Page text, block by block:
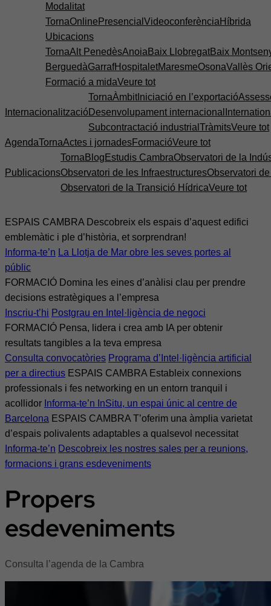
Modalitat
TornaOnline Presencial Videoconferència Híbrida
Ubicacions
TornaAlt PenedèsAnoia Baix LlobregatBaix
BerguedàGarrafHospitaletMaresmeOsonaVallès
Formació a midaVeure tot
Internacionalització
TornaÀmbit Iniciació en l’exportació
Desenvolupament internacional
Subcontractació industrial TràmitsVeure tot
AgendaTornaActes i jornadesFormacióVeure tot
Publicacions
Torna Blog Estudis CambraObservatori de la
Observatori de les InfraestructuresObservatori
Observatori de la Transició HídricaVeure tot
ESPAIS CAMBRA Descobreix els espais d’aquest edifici
emblemàtic i ple d’història, et sorprendran!
Informa-te’n
La Llotja de Mar obre les seves portes al
públic
FORMACIÓ Domina les eines d’anàlisi clau per prendre
decisions estratègiques a l’empresa
Inscriu-t’hi Postgrau en Intel·ligència de negoci
FORMACIÓ Pensa, lidera i crea amb IA per obtenir
resultats tangibles a la teva empresa
Consulta convocatòries Programa d’Intel·ligència artificial
per a directius ESPAIS CAMBRA Estableix connexions
professionals i fes networking en un entorn tranquil i
acollidor Informa-te’n InSitu, un espai únic al centre de
Barcelona ESPAIS CAMBRA T’oferim una àmplia varietat
d’espais polivalents adaptables a qualsevol necessitat
Informa-te’n Descobreix les nostres sales per a reunions,
formacions i grans esdeveniments
Propers
esdeveniments
Consulta l’agenda de la Cambra